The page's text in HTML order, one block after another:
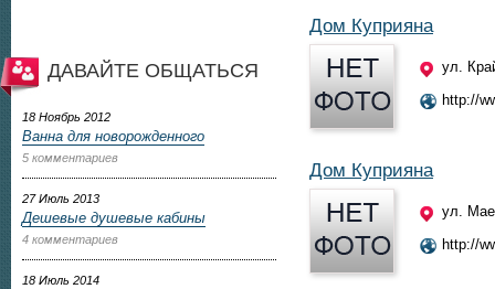
ДАВАЙТЕ ОБЩАТЬСЯ
18 Ноябрь 2012
Ванна для новорожденного
5 комментариев
27 Июль 2013
Дешевые душевые кабины
4 комментариев
18 Июль 2014
Дом Куприяна
ул.
http://
Дом Куприяна
ул.
http://